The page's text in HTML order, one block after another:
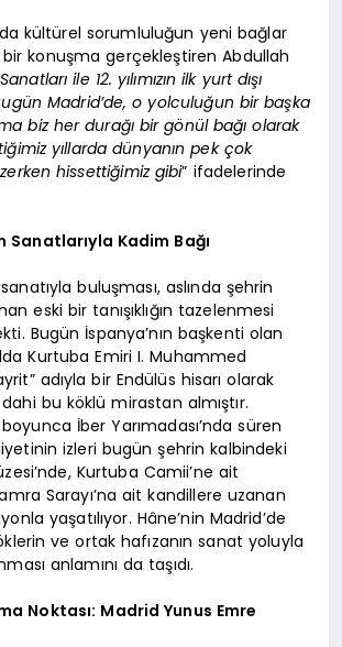
kültürel sorumluluğun yeni bağlar
konuşma gerçekleştiren Abdullah
ile 12. yılımızın ilk yurt dışı
Madrid’de, o yolculuğun bir başka
biz her durağı bir gönül bağı olarak
yıllarda dünyanın pek çok
hissettiğimiz gibi” ifadelerinde
Sanatlarıyla Kadim Bağı
buluşması, aslında şehrin
eski bir tanışıklığın tazelenmesi
Bugün İspanya’nın başkenti olan
Kurtuba Emiri I. Muhammed
adıyla bir Endülüs hisarı olarak
dahi bu köklü mirastan almıştır.
boyunca İber Yarımadası’nda süren
izleri bugün şehrin kalbindeki
Kurtuba Camii’ne ait
Sarayı’na ait kandillere uzanan
yaşatılıyor. Hâne’nin Madrid’de
ve ortak hafızanın sanat yoluyla
anlamını da taşıdı.
Noktası: Madrid Yunus Emre